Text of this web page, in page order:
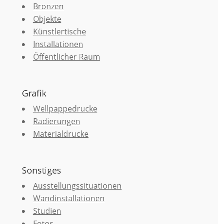
Bronzen
Objekte
Künstlertische
Installationen
Öffentlicher Raum
Grafik
Wellpappedrucke
Radierungen
Materialdrucke
Sonstiges
Ausstellungssituationen
Wandinstallationen
Studien